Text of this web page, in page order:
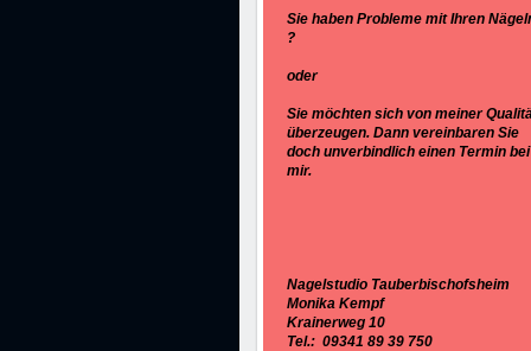
Sie haben Probleme mit Ihren
?
oder
Sie möchten sich von meiner
überzeugen. Dann vereinbaren Sie
doch unverbindlich einen Termin bei
mir.
Nagelstudio Tauberbischofsheim
Monika Kempf
Krainerweg 10
Tel.: 09341 89 39 750